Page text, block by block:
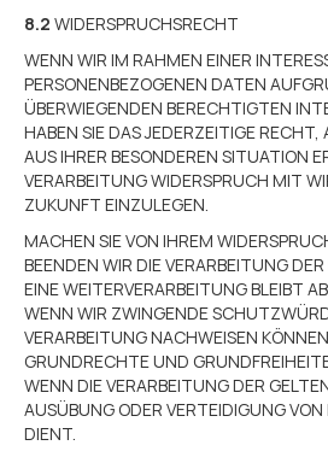
8.2 WIDERSPRUCHSRECHT
WENN WIR IM RAHMEN EINER
PERSONENBEZOGENEN DATEN
ÜBERWIEGENDEN BERECHTIGTEN
HABEN SIE DAS JEDERZEITIGE RECHT,
AUS IHRER BESONDEREN SITUATION
VERARBEITUNG WIDERSPRUCH MIT
ZUKUNFT EINZULEGEN.
MACHEN SIE VON IHREM
BEENDEN WIR DIE VERARBEITUNG
EINE WEITERVERARBEITUNG BLEIBT
WENN WIR ZWINGENDE
VERARBEITUNG NACHWEISEN
GRUNDRECHTE UND
WENN DIE VERARBEITUNG DER
AUSÜBUNG ODER VERTEIDIGUNG
DIENT.